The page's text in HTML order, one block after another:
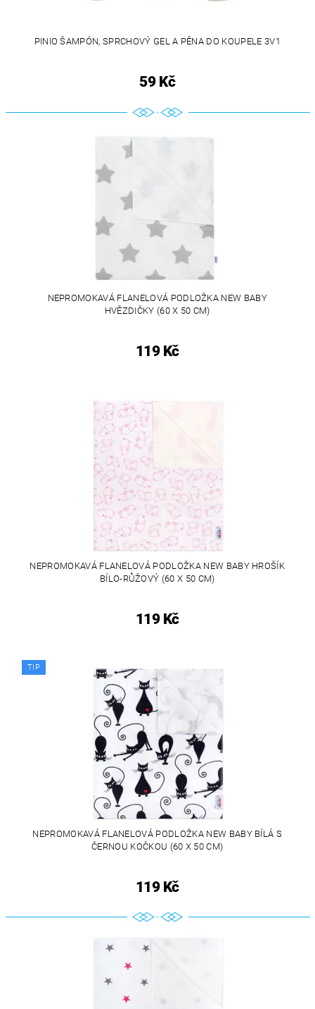
PINIO ŠAMPÓN, SPRCHOVÝ GEL A PĚNA DO KOUPELE 3V1
59 Kč
NEPROMOKAVÁ FLANELOVÁ PODLOŽKA NEW BABY
HVĚZDIČKY (60 X 50 CM)
119 Kč
NEPROMOKAVÁ FLANELOVÁ PODLOŽKA NEW BABY HROŠÍK
BÍLO-RŮŽOVÝ (60 X 50 CM)
119 Kč
TIP
NEPROMOKAVÁ FLANELOVÁ PODLOŽKA NEW BABY BÍLÁ S
ČERNOU KOČKOU (60 X 50 CM)
119 Kč